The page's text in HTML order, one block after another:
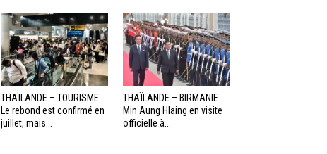
THAÏLANDE – TOURISME :
Le rebond est confirmé en
juillet, mais...
THAÏLANDE – BIRMANIE :
Min Aung Hlaing en visite
officielle à...